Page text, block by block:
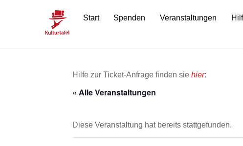
Start Spenden Veranstaltungen
Hilfe zur Ticket-Anfrage finden sie hier:
« Alle Veranstaltungen
Diese Veranstaltung hat bereits stattgefunden.